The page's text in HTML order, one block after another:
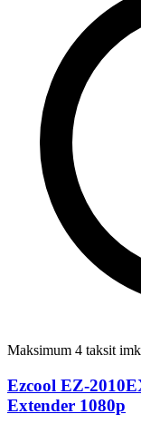
Maksimum 4 taksit
Ezcool EZ-
Extender 1080p